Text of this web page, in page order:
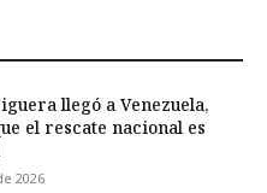
llegó a Venezuela,
el rescate nacional es
2026